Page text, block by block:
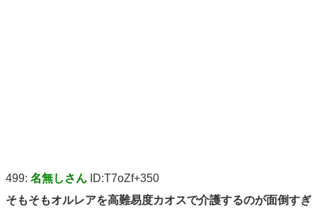
499: 名無しさん ID:T7oZf+350
そもそもオルレアを高難易度カオスで介護するのが面倒すぎ